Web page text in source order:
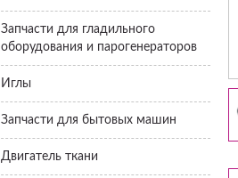
Запчасти для гладильного
оборудования и парогенераторов
Иглы
Запчасти для бытовых машин
Двигатель ткани